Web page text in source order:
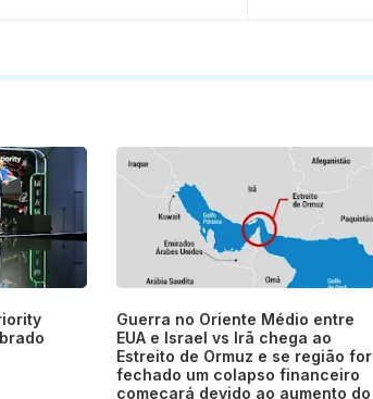
Guerra no Oriente Médio entre
EUA e Israel vs Irã chega ao
Estreito de Ormuz e se região for
fechado um colapso financeiro
começará devido ao aumento do